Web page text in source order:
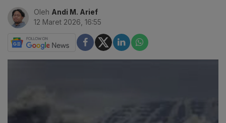
Oleh Andi M. Arief
12 Maret 2026, 16:55